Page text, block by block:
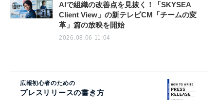
AIで組織の改善点を見抜く！「SKYSEA
Client View」の新テレビCM「チームの変
革」篇の放映を開始
2026.08.06 11:04
広報初心者のための
プレスリリースの書き方